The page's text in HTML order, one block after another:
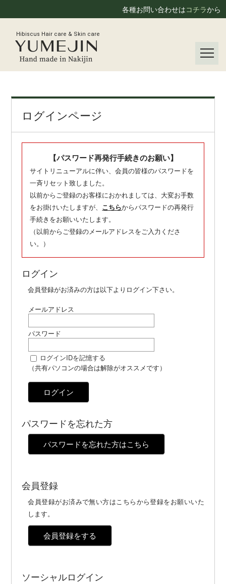
各種お問い合わせはコチラから
Hibiscus Hair care & Skin care
ログインページ
【パスワード再発行手続きのお願い】
サイトリニューアルに伴い、会員の皆様のパスワードを
一斉リセット致しました。
以前からご登録のお客様におかれましては、大変お手数
をお掛けいたしますが、 こちらからパスワードの再発行
手続きをお願いいたします。
（以前からご登録のメールアドレスをご入力くださ
い。）
ログイン
会員登録がお済みの方は以下よりログイン下さい。
メールアドレス
パスワード
ログインIDを記憶する
（共有パソコンの場合は解除がオススメです）
ログイン
パスワードを忘れた方
パスワードを忘れた方はこちら
会員登録
会員登録がお済みで無い方はこちらから登録をお願いいた
します。
会員登録をする
ソーシャルログイン